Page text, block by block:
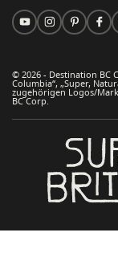
© 2026 - Destination BC
Columbia“, „Super,
zugehörigen Logos/
BC Corp.